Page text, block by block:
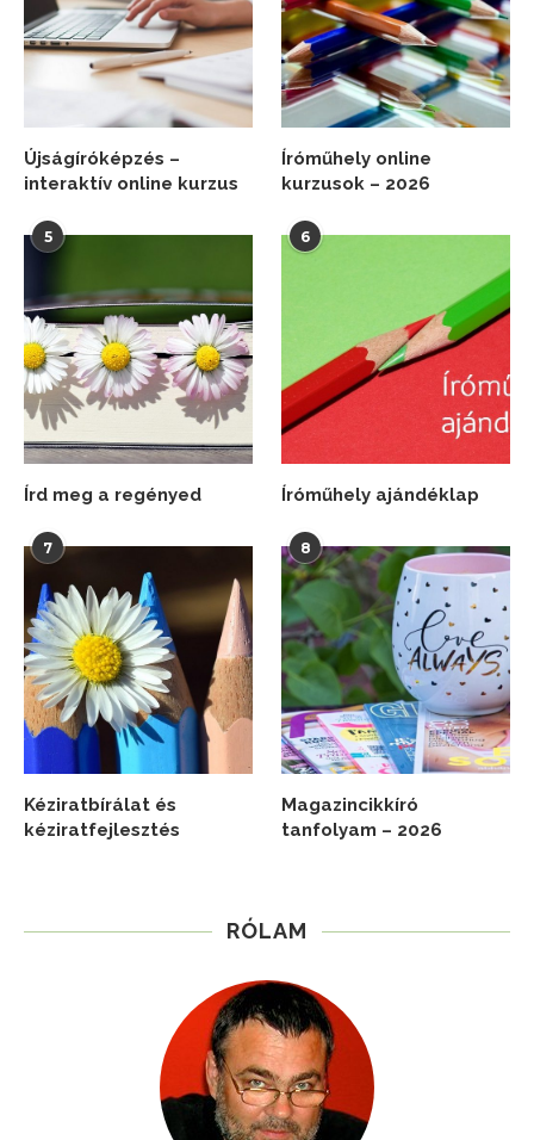
Újságíróképzés –
interaktív online kurzus
Íróműhely online
kurzusok – 2026
5
Írd meg a regényed
6
Íróműhely ajándéklap
7
Kéziratbírálat és
kéziratfejlesztés
8
Magazincikkíró
tanfolyam – 2026
RÓLAM